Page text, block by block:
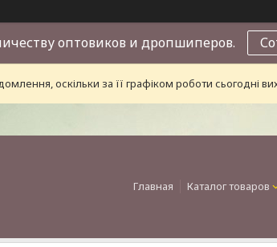
оптовиков и дропшиперов.
оскільки за її графіком роботи
Главная Каталог товаров